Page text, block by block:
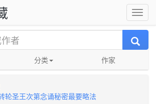
分类 作家
轮圣王次第念诵秘密最要略法